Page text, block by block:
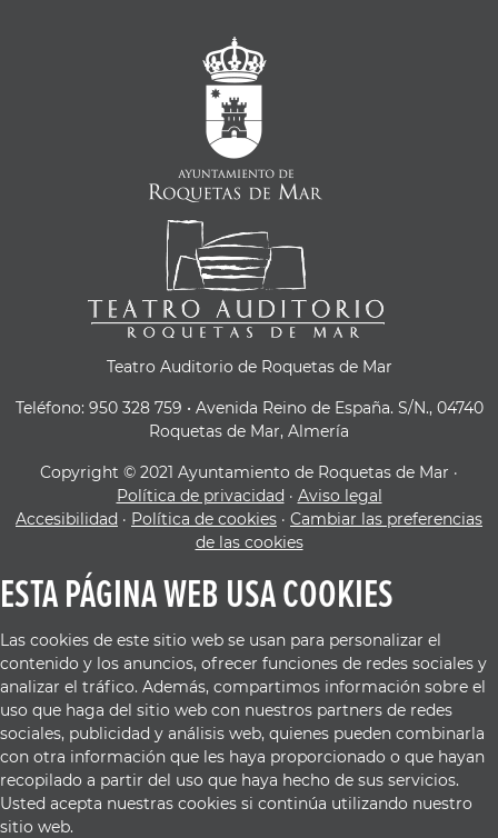
Teatro Auditorio de Roquetas de Mar
Teléfono: 950 328 759 • Avenida Reino de España. S/N., 04740
Roquetas de Mar, Almería
Copyright © 2021 Ayuntamiento de Roquetas de Mar ·
Política de privacidad · Aviso legal
Accesibilidad · Política de cookies · Cambiar las preferencias
de las cookies
ESTA PÁGINA WEB USA COOKIES
Las cookies de este sitio web se usan para personalizar el
contenido y los anuncios, ofrecer funciones de redes sociales y
analizar el tráfico. Además, compartimos información sobre el
uso que haga del sitio web con nuestros partners de redes
sociales, publicidad y análisis web, quienes pueden combinarla
con otra información que les haya proporcionado o que hayan
recopilado a partir del uso que haya hecho de sus servicios.
Usted acepta nuestras cookies si continúa utilizando nuestro
sitio web.